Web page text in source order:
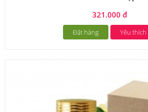
321.000 đ
Đặt hàng Yêu thích